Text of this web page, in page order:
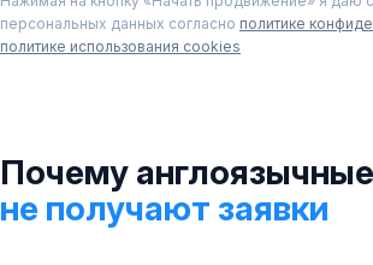
персональных данных согласно политике
политике использования cookies
Почему
не получают заявки